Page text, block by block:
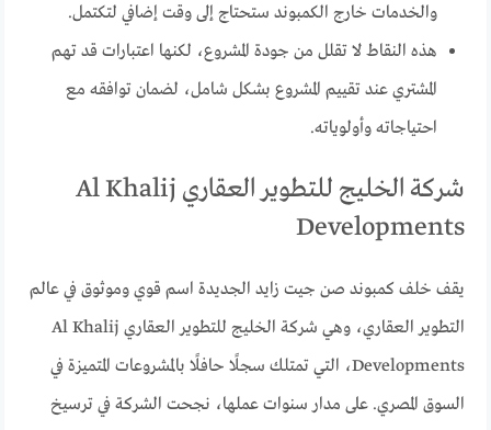
والخدمات خارج الكمبوند ستحتاج إلى وقت إضافي لتكتمل.
هذه النقاط لا تقلل من جودة المشروع، لكنها اعتبارات قد تهم
المشتري عند تقييم المشروع بشكل شامل، لضمان توافقه مع
احتياجاته وأولوياته.
شركة الخليج للتطوير العقاري Al Khalij
Developments
يقف خلف كمبوند صن جيت زايد الجديدة اسم قوي وموثوق في عالم
التطوير العقاري، وهي شركة الخليج للتطوير العقاري Al Khalij
Developments، التي تمتلك سجلًا حافلًا بالمشروعات المتميزة في
السوق المصري. على مدار سنوات عملها، نجحت الشركة في ترسيخ